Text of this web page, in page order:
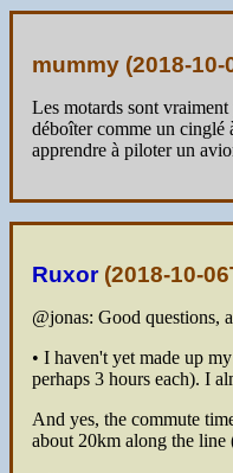
mummy (2018-10-
Les motards sont
déboîter comme un
apprendre à piloter un
Ruxor(2018-10-
@jonas: Good questions,
• I haven't yet made up
perhaps 3 hours each). I
And yes, the commute
about 20km along the